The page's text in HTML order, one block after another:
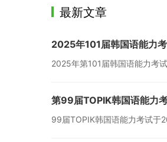
最新文章
2025年101届韩国语能力
2025年第101届韩国语能力考
第99届TOPIK韩国语能力
99届TOPIK韩国语能力考试于